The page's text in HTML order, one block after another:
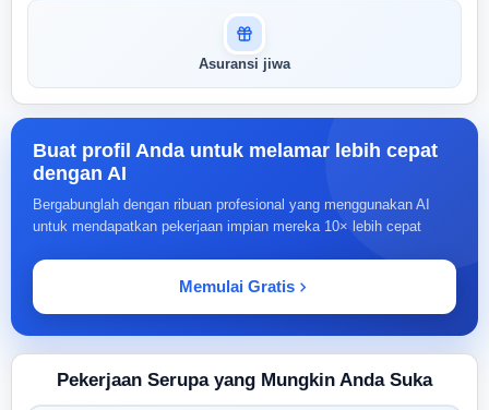
Asuransi jiwa
Buat profil Anda untuk melamar lebih cepat
dengan AI
Bergabunglah dengan ribuan profesional yang menggunakan AI
untuk mendapatkan pekerjaan impian mereka 10× lebih cepat
Memulai Gratis
Pekerjaan Serupa yang Mungkin Anda Suka